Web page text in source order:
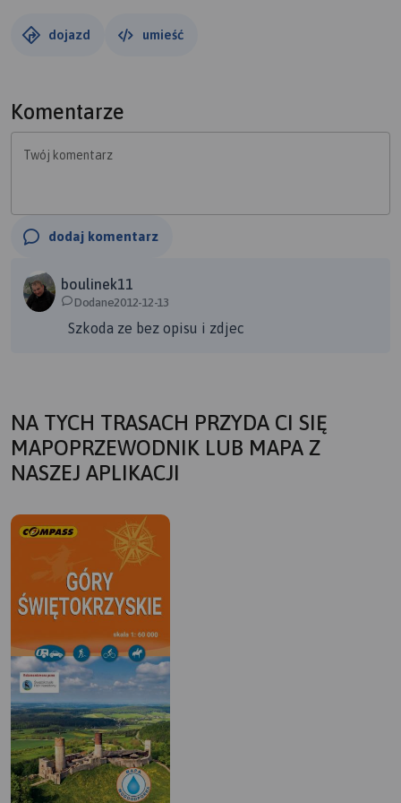
dojazd umieść
Komentarze
Twój komentarz
dodaj komentarz
boulinek11
Dodane2012-12-13
Szkoda ze bez opisu i zdjec
NA TYCH TRASACH PRZYDA CI SIĘ
MAPOPRZEWODNIK LUB MAPA Z
NASZEJ APLIKACJI